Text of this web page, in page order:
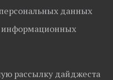
данных
информационных
рассылку дайджеста